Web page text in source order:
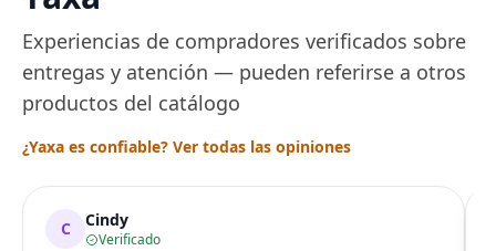
Experiencias de compradores verificados sobre
entregas y atención — pueden referirse a otros
productos del catálogo
¿Yaxa es confiable? Ver todas las opiniones
C Cindy
Verificado